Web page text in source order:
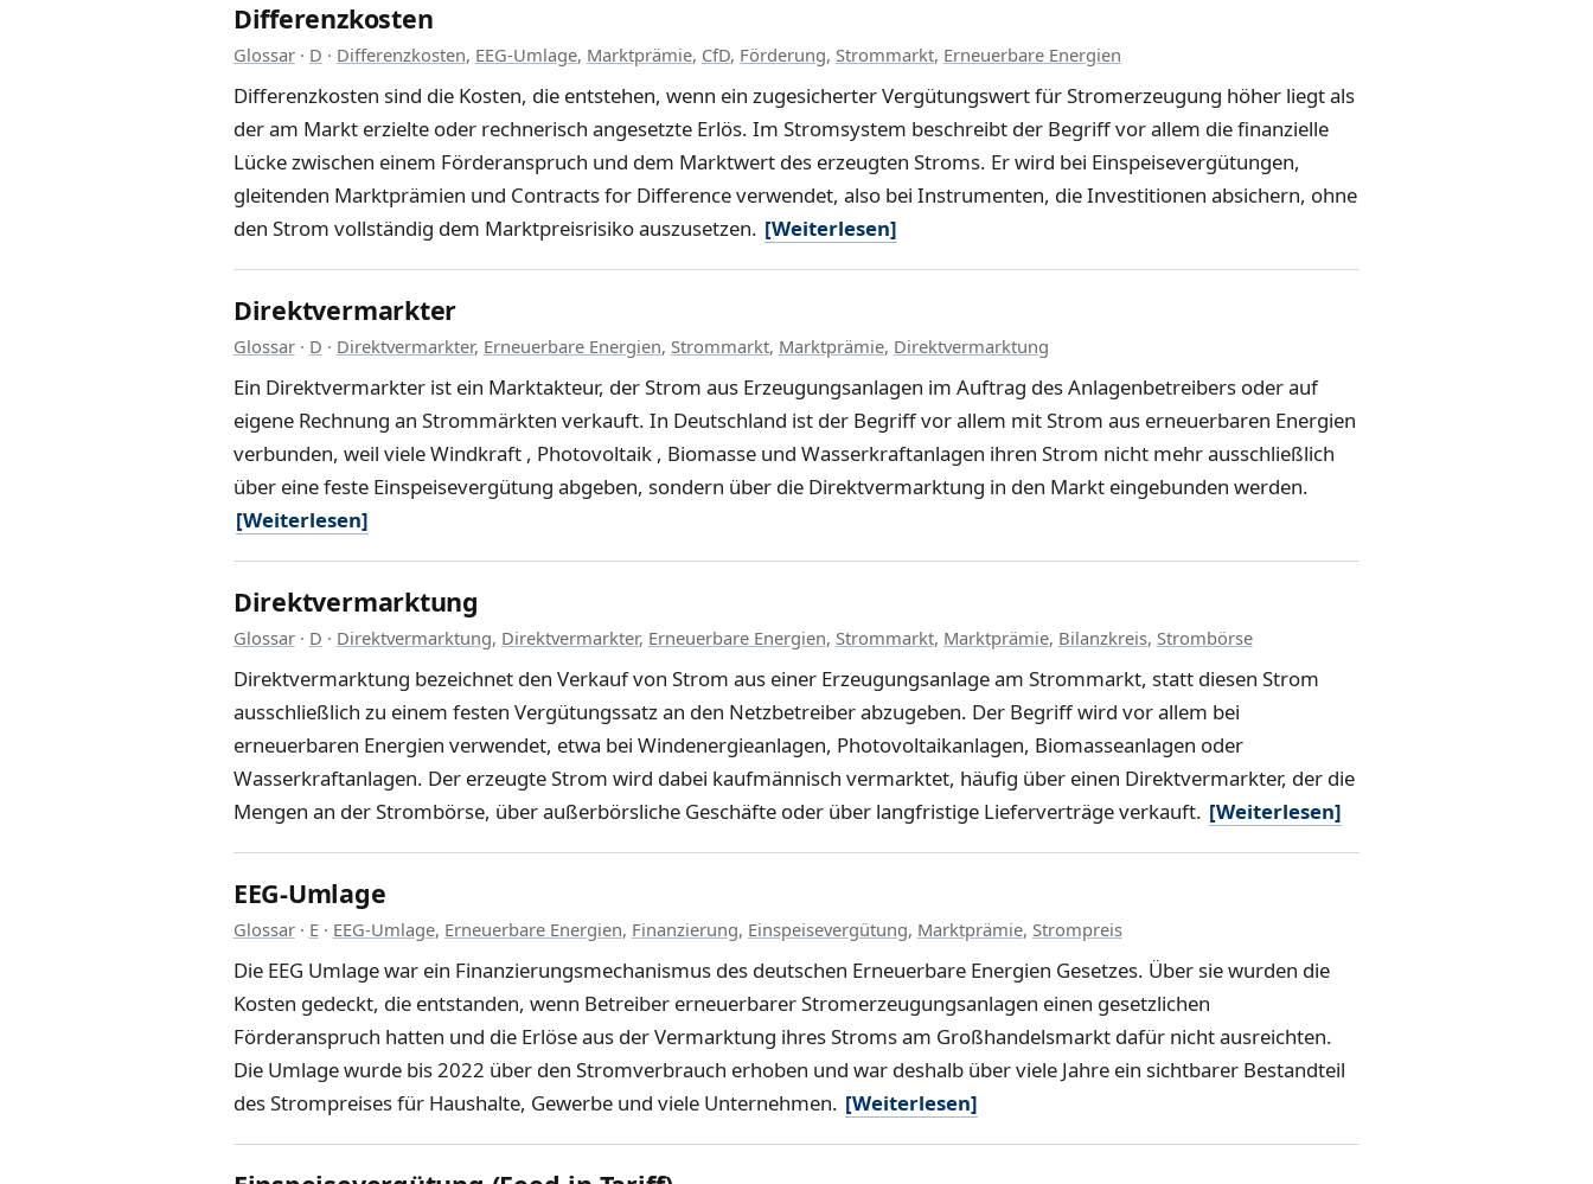
Differenzkosten
Glossar· D · Differenzkosten, EEG-Umlage, Marktprämie, CfD, Förderung, Strommarkt, Erneuerbare Energien
Differenzkosten sind die Kosten, die entstehen, wenn ein zugesicherter Vergütungswert für Stromerzeugung höher liegt als
der am Markt erzielte oder rechnerisch angesetzte Erlös. Im Stromsystem beschreibt der Begriff vor allem die finanzielle
Lücke zwischen einem Förderanspruch und dem Marktwert des erzeugten Stroms. Er wird bei Einspeisevergütungen,
gleitenden Marktprämien und Contracts for Difference verwendet, also bei Instrumenten, die Investitionen absichern, ohne
den Strom vollständig dem Marktpreisrisiko auszusetzen. [Weiterlesen]
Direktvermarkter
Glossar· D · Direktvermarkter, Erneuerbare Energien, Strommarkt, Marktprämie, Direktvermarktung
Ein Direktvermarkter ist ein Marktakteur, der Strom aus Erzeugungsanlagen im Auftrag des Anlagenbetreibers oder auf
eigene Rechnung an Strommärkten verkauft. In Deutschland ist der Begriff vor allem mit Strom aus erneuerbaren Energien
verbunden, weil viele Windkraft , Photovoltaik , Biomasse und Wasserkraftanlagen ihren Strom nicht mehr ausschließlich
über eine feste Einspeisevergütung abgeben, sondern über die Direktvermarktung in den Markt eingebunden werden.
[Weiterlesen]
Direktvermarktung
Glossar· D · Direktvermarktung, Direktvermarkter, Erneuerbare Energien, Strommarkt, Marktprämie, Bilanzkreis, Strombörse
Direktvermarktung bezeichnet den Verkauf von Strom aus einer Erzeugungsanlage am Strommarkt, statt diesen Strom
ausschließlich zu einem festen Vergütungssatz an den Netzbetreiber abzugeben. Der Begriff wird vor allem bei
erneuerbaren Energien verwendet, etwa bei Windenergieanlagen, Photovoltaikanlagen, Biomasseanlagen oder
Wasserkraftanlagen. Der erzeugte Strom wird dabei kaufmännisch vermarktet, häufig über einen Direktvermarkter, der die
Mengen an der Strombörse, über außerbörsliche Geschäfte oder über langfristige Lieferverträge verkauft. [Weiterlesen]
EEG-Umlage
Glossar· E· EEG-Umlage, Erneuerbare Energien, Finanzierung, Einspeisevergütung, Marktprämie, Strompreis
Die EEG Umlage war ein Finanzierungsmechanismus des deutschen Erneuerbare Energien Gesetzes. Über sie wurden die
Kosten gedeckt, die entstanden, wenn Betreiber erneuerbarer Stromerzeugungsanlagen einen gesetzlichen
Förderanspruch hatten und die Erlöse aus der Vermarktung ihres Stroms am Großhandelsmarkt dafür nicht ausreichten.
Die Umlage wurde bis 2022 über den Stromverbrauch erhoben und war deshalb über viele Jahre ein sichtbarer Bestandteil
des Strompreises für Haushalte, Gewerbe und viele Unternehmen. [Weiterlesen]